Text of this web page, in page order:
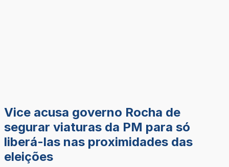
Vice acusa governo Rocha de
segurar viaturas da PM para só
liberá-las nas proximidades das
eleições